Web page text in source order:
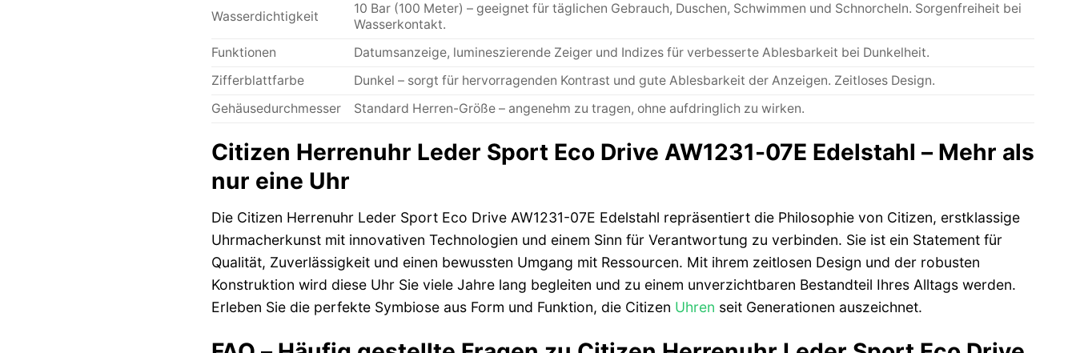
Wasserdichtigkeit
10 Bar (100 Meter) – geeignet für täglichen Gebrauch, Duschen, Schwimmen und Schnorcheln. Sorgenfreiheit bei
Wasserkontakt.
Funktionen
Datumsanzeige, lumineszierende Zeiger und Indizes für verbesserte Ablesbarkeit bei Dunkelheit.
Zifferblattfarbe
Dunkel – sorgt für hervorragenden Kontrast und gute Ablesbarkeit der Anzeigen. Zeitloses Design.
Gehäusedurchmesser
Standard Herren-Größe – angenehm zu tragen, ohne aufdringlich zu wirken.
Citizen Herrenuhr Leder Sport Eco Drive AW1231-07E Edelstahl – Mehr als
nur eine Uhr
Die Citizen Herrenuhr Leder Sport Eco Drive AW1231-07E Edelstahl repräsentiert die Philosophie von Citizen, erstklassige
Uhrmacherkunst mit innovativen Technologien und einem Sinn für Verantwortung zu verbinden. Sie ist ein Statement für
Qualität, Zuverlässigkeit und einen bewussten Umgang mit Ressourcen. Mit ihrem zeitlosen Design und der robusten
Konstruktion wird diese Uhr Sie viele Jahre lang begleiten und zu einem unverzichtbaren Bestandteil Ihres Alltags werden.
Erleben Sie die perfekte Symbiose aus Form und Funktion, die Citizen Uhren seit Generationen auszeichnet.